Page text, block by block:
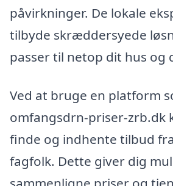
påvirkninger. De lokale
tilbyde skræddersyede
passer til netop dit hus og
Ved at bruge en platform
omfangsdrn-priser-zrb.dk
finde og indhente tilbud
fagfolk. Dette giver dig